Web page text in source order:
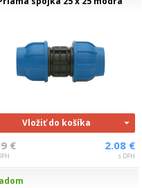
Vložiť do košíka
€ 2.08 €
s DPH